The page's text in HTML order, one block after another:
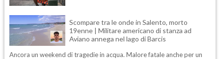
Scompare tra le onde in Salento, morto
19enne | Militare americano di stanza ad
Aviano annega nel lago di Barcis
Ancora un weekend di tragedie in acqua. Malore fatale anche per un